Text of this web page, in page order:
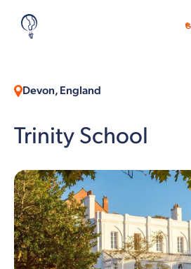
Devon, England
Trinity School